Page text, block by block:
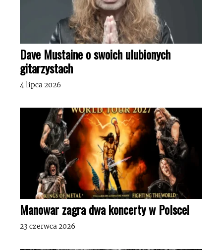
Dave Mustaine o swoich ulubionych
gitarzystach
4 lipca 2026
Manowar zagra dwa koncerty w Polsce!
23 czerwca 2026